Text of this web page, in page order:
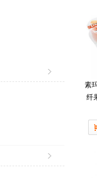
素
纤